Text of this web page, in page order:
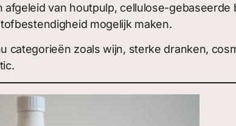
van houtpulp, cellulose-
mogelijk maken.
categorieën zoals wijn, sterke dranken,